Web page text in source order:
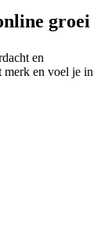
groei
en
merk en voel je in